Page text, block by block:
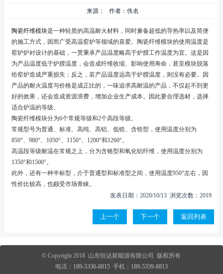
来源： 作者：佚名
陶瓷纤维模块是一种轻质的高温耐火材料，同时兼备超低的导热率以及简便
的施工方式，因而广受高温窑炉等领域的喜爱。陶瓷纤维模块的使用温度是
窑炉炉衬设计的基础，一贯秉承产品温度略高于炉膛工作温度为宜。这是因
为产品温度低于炉膛温度，会造成纤维收缩、影响使用寿命，甚至模块脱落
给窑炉造成严重损失；反之，若产品温度远高于炉膛温度，则没有必要。因
产品的耐火温度与价格是成正比的，一味追求高耐温的产品，不仅起不到更
好的效果，还会造成资源浪费，增加企业生产成本。因此要合理选材，选择
适合炉温的等级。
陶瓷纤维模块分为6个常规等级和2个高段等级。
常规型号为普通、标准、高纯、高铝、低锆、含锆型，使用温度分别为
850°、980°、1050°、1150°、1200°和1260°。
高温段等级耐温在常规之上，分为含铬型和氧化铝纤维，使用温度分别为
1350°和1500°。
此外，还有一种半标型，介于普通型和标准型之间，使用温度950°左右，因
性价比较高，也颇受市场青睐。
发表日期：2020/10/13 浏览次数：2019
上一个 下一个 返回列表
© Copyright 2018 山东恒达新能源有限公司 版权所有
电话： 189-5336-8815手机： 189-5339-8813